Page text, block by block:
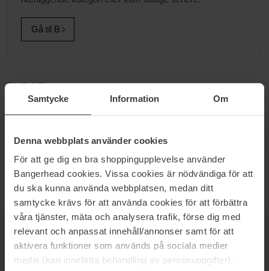
Samtycke Information Om
Denna webbplats använder cookies
För att ge dig en bra shoppingupplevelse använder
Bangerhead cookies. Vissa cookies är nödvändiga för att
du ska kunna använda webbplatsen, medan ditt
samtycke krävs för att använda cookies för att förbättra
våra tjänster, mäta och analysera trafik, förse dig med
relevant och anpassat innehåll/annonser samt för att
aktivera funktioner som används på sociala medier
media (kan innefatta behandling av personuppgifter).
Gå til B
FUDGE
Fudge er et premium-brand, der tilbyder hårprodukter, specielt
stylingprodukter, der skiller sig ud fra mængden. Prøv f.eks. gerne
hårvoksen Fudge Hair Shaper Original. Her hos Bangerhead har vi
de Fudge-produkter, som tager din styling op på et nyt niveau.
NYHEDSBREV
VÆR DEN FØRSTE TIL AT VIDE DET